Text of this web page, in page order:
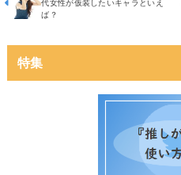
代女性が仮装したいキャラといえ
ば？
特集